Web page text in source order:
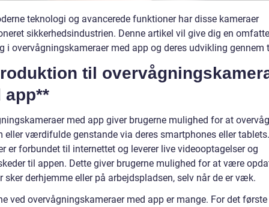
teknologi og avancerede funktioner har disse kameraer
sikkerhedsindustrien. Denne artikel vil give dig en
i overvågningskameraer med app og deres udvikling gennem
til
app**
med app giver brugerne mulighed for at
eller værdifulde genstande via deres smartphones eller
er forbundet til internettet og leverer live videooptagelser og
til appen. Dette giver brugerne mulighed for at være
sker derhjemme eller på arbejdspladsen, selv når de er væk.
ved overvågningskameraer med app er mange. For det